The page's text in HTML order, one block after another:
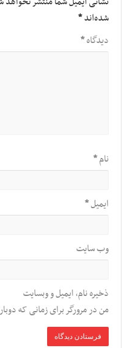
شده‌اند*
دیدگاه*
نام*
ایمیل*
وب‌ سایت
ذخیره نام، ایمیل و وبسایت
من در مرورگر برای زمانی که